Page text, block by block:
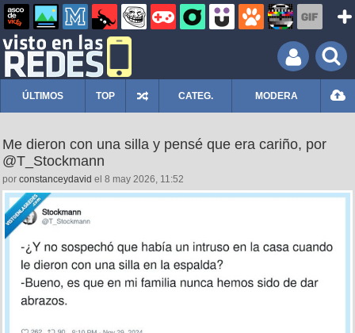
ÚLTIMOS TOP CATEG. MODERA
Me dieron con una silla y pensé que era cariño, por
@T_Stockmann
por constanceydavid el 8 may 2026, 11:52